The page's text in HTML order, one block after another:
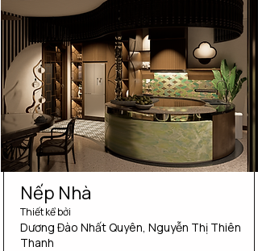
Nếp Nhà
Thiết kể bởi
Dương Đào Nhất Quyên, Nguyễn Thị Thiên
Thanh